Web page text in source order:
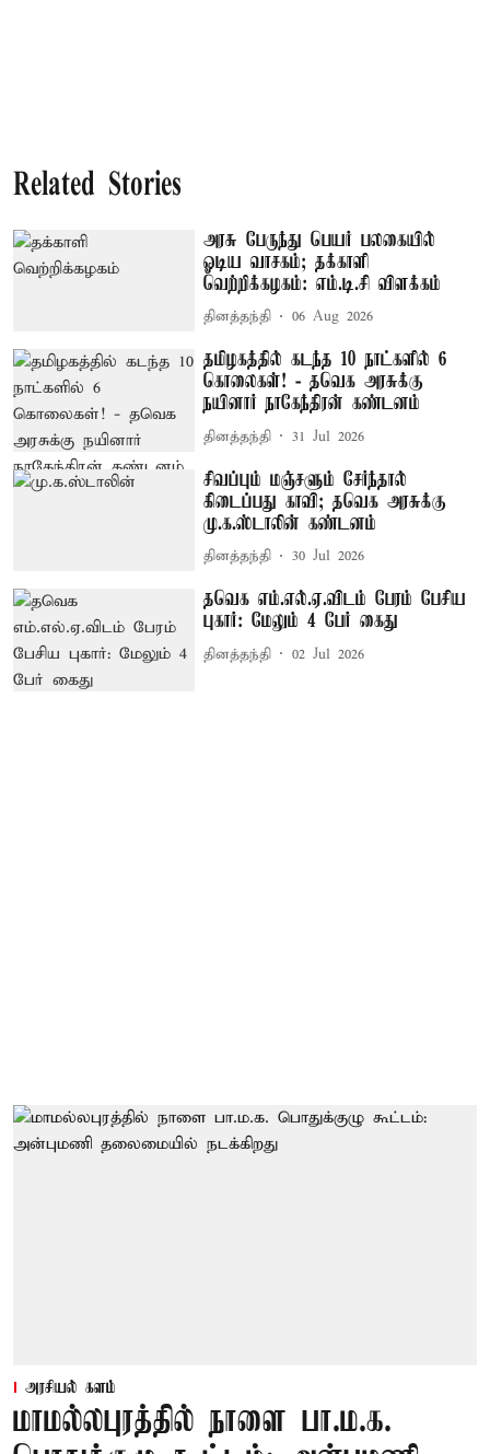
Related Stories
அரசு பேருந்து பெயர் பலகையில்
ஓடிய வாசகம்; தக்காளி
வெற்றிக்கழகம்: எம்.டி.சி விளக்கம்
தினத்தந்தி 06 Aug 2026
தமிழகத்தில் கடந்த 10 நாட்களில் 6
கொலைகள்! - தவெக அரசுக்கு
நயினார் நாகேந்திரன் கண்டனம்
தினத்தந்தி 31 Jul 2026
சிவப்பும் மஞ்சளும் சேர்ந்தால்
கிடைப்பது காவி; தவெக அரசுக்கு
மு.க.ஸ்டாலின் கண்டனம்
தினத்தந்தி 30 Jul 2026
தவெக எம்.எல்.ஏ.விடம் பேரம் பேசிய
புகார்: மேலும் 4 பேர் கைது
தினத்தந்தி 02 Jul 2026
அரசியல் களம்
மாமல்லபுரத்தில் நாளை பா.ம.க.